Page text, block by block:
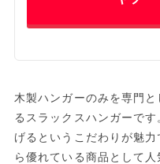
木製ハンガーのみを専門
るスラックスハンガーで
げるというこだわりが魅
ら優れている商品として